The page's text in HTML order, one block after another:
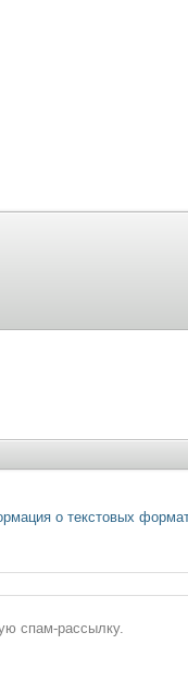
о текстовых
спам-рассылку.